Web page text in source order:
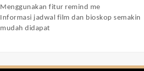
Menggunakan fitur remind me
Informasi jadwal film dan bioskop semakin
mudah didapat